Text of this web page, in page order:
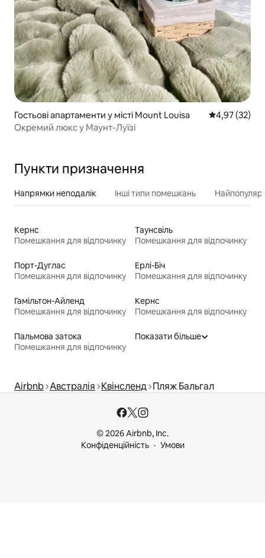
Гостьові апартаменти у місті Mount Louisa Середня
4,97 (32)
Окремий люкс у Маунт-Луїзі
Пункти призначення
Напрямки неподалік Інші типи помешкань
Кернс
Помешкання для відпочинку
Таунсвіль
Помешкання для відпочинку
Порт-Дуглас
Помешкання для відпочинку
Ерлі-Біч
Помешкання для відпочинку
Гамільтон-Айленд
Помешкання для відпочинку
Кернс
Помешкання для відпочинку
Пальмова затока
Помешкання для відпочинку
Показати більше
Airbnb Австралія Квінсленд Пляж Бальгал
© 2026 Airbnb, Inc.
Конфіденційність
Умови